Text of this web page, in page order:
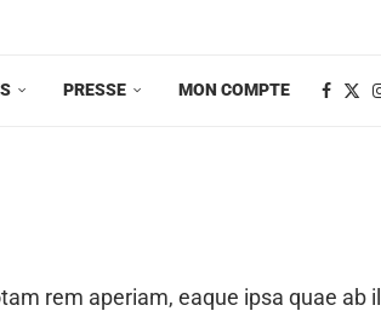
PRESSE MON COMPTE
rem aperiam, eaque ipsa quae ab